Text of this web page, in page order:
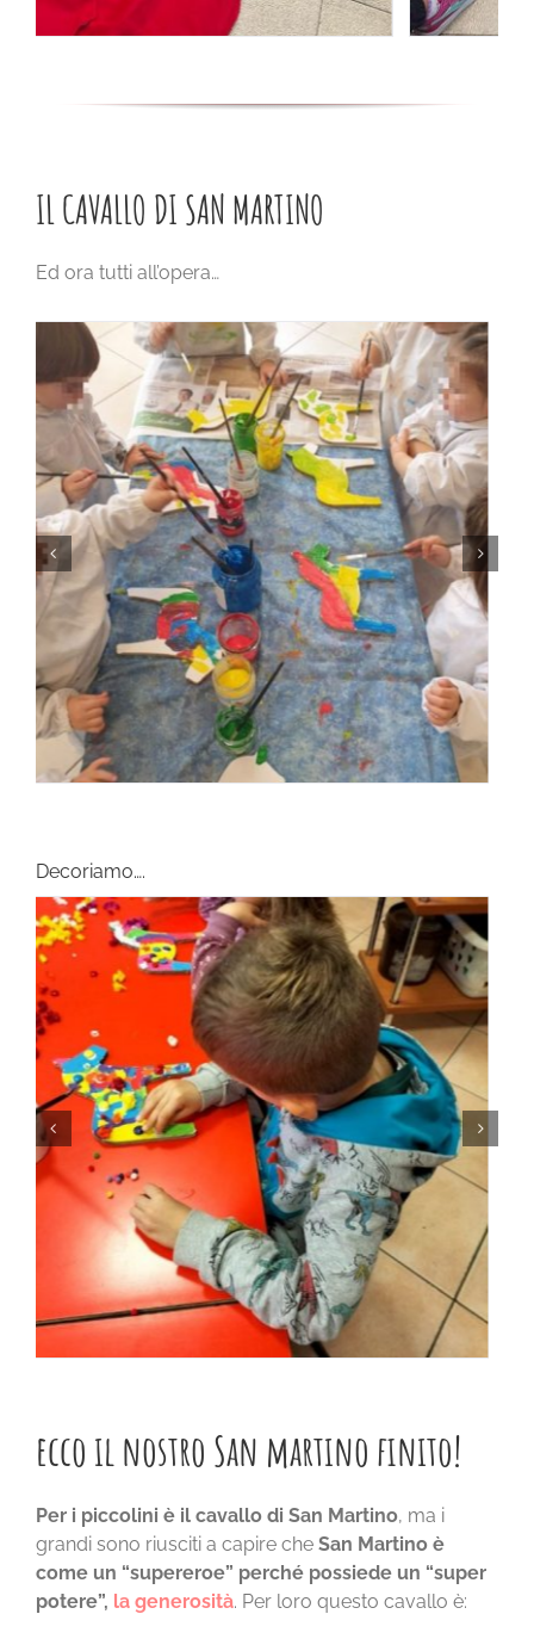
IL CAVALLO DI SAN MARTINO
Ed ora tutti all’opera…
Decoriamo….
ecco il nostro San martino finito!
Per i piccolini è il cavallo di San Martino, ma i
grandi sono riusciti a capire che San Martino è
come un “supereroe” perché possiede un “super
potere”, lagenerosità. Per loro questo cavallo è: